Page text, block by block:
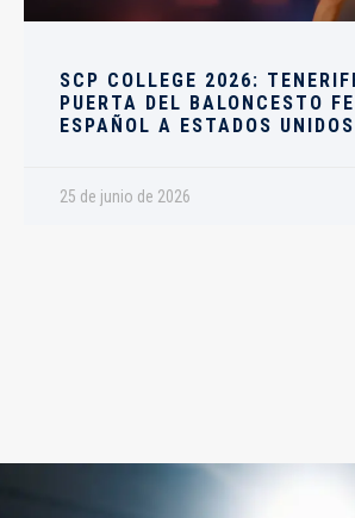
SCP COLLEGE 2026:
PUERTA DEL BALONCESTO
ESPAÑOL A ESTADOS UNIDOS
25 de junio de 2026